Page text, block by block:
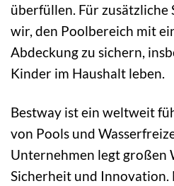
überfüllen. Für zusätzliche
wir, den Poolbereich mit
Abdeckung zu sichern,
Kinder im Haushalt leben.
Bestway ist ein weltweit
von Pools und
Unternehmen legt großen
Sicherheit und Innovation.